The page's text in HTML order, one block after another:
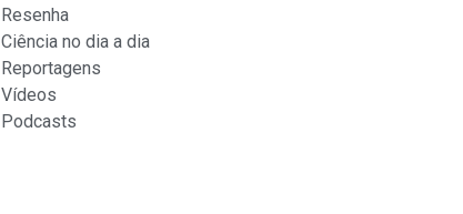
Resenha
Ciência no dia a dia
Reportagens
Vídeos
Podcasts